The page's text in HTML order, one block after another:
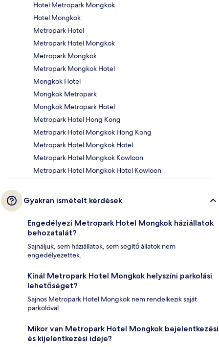
Hotel Metropark Mongkok
Hotel Mongkok
Metropark Hotel
Metropark Hotel Mongkok
Metropark Mongkok
Metropark Mongkok Hotel
Mongkok Hotel
Mongkok Metropark
Mongkok Metropark Hotel
Metropark Hotel Hong Kong
Metropark Hotel Mongkok Hong Kong
Metropark Hotel Mongkok Hotel
Metropark Hotel Mongkok Kowloon
Metropark Hotel Mongkok Hotel Kowloon
Gyakran ismételt kérdések
Engedélyezi Metropark Hotel Mongkok háziállatok
behozatalát?
Sajnáljuk, sem háziállatok, sem segítő állatok nem
engedélyezettek.
Kínál Metropark Hotel Mongkok helyszíni parkolási
lehetőséget?
Sajnos Metropark Hotel Mongkok nem rendelkezik saját
parkolóval.
Mikor van Metropark Hotel Mongkok bejelentkezési
és kijelentkezési ideje?